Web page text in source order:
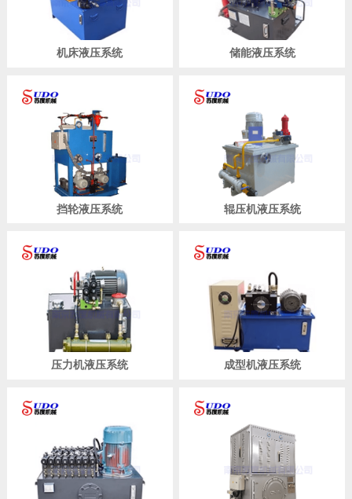
机床液压系统 储能液压系统
挡轮液压系统 辊压机液压系统
压力机液压系统 成型机液压系统